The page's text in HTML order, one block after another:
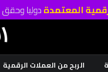
المعتمدةدوليا وحقق
الربح من العملات الرقمية